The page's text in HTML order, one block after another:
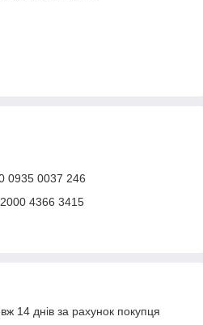
0935 0037 246
4366 3415
14 днів за рахунок покупця